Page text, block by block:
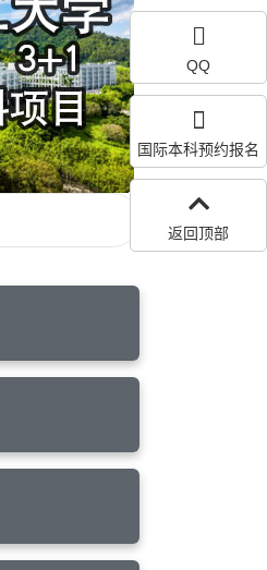
QQ
国际本科预约报名
返回顶部